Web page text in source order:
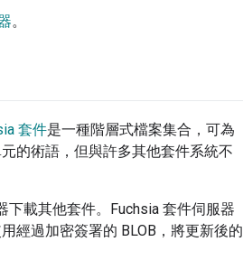
。
套件是一種階層式檔案集合，可為
的術語，但與許多其他套件系統不
下載其他套件。Fuchsia 套件伺服器
經過加密簽署的 BLOB，將更新後的